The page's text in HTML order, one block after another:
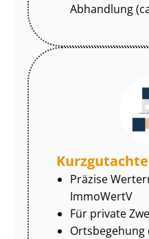
Abhandlung
Präzise
ImmoWertV
Für private